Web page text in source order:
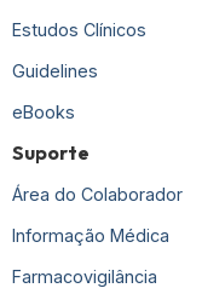
Estudos Clínicos
Guidelines
eBooks
Suporte
Área do Colaborador
Informação Médica
Farmacovigilância